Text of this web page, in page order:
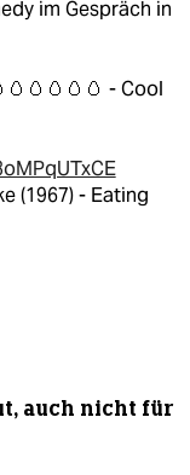
im Gespräch in
- Cool
(1967) - Eating
auch nicht für